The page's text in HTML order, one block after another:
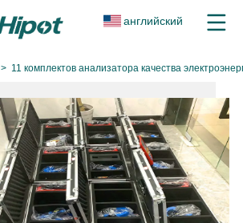
английский
> 11 комплектов анализатора качества